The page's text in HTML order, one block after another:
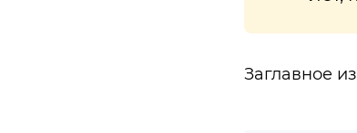
Заглавное